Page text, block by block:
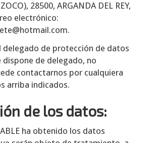
, 28500, ARGANDA DEL REY,
electrónico:
.
delegado de protección de datos
dispone de delegado, no
contactarnos por cualquiera
arriba indicados.
de los datos:
ha obtenido los datos